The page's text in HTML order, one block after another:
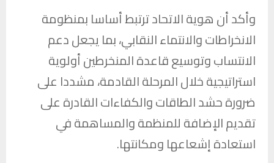
وأكد أن هوية الاتحاد ترتبط أساسا بمنظومة
الانخراطات والانتماء النقابي، بما يجعل دعم
الانتساب وتوسيع قاعدة المنخرطين أولوية
استراتيجية خلال المرحلة القادمة، مشددا على
ضرورة حشد الطاقات والكفاءات القادرة على
تقديم الإضافة للمنظمة والمساهمة في
استعادة إشعاعها ومكانتها.